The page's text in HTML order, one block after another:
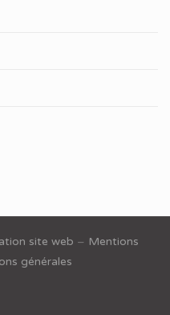
site web – Mentions
générales